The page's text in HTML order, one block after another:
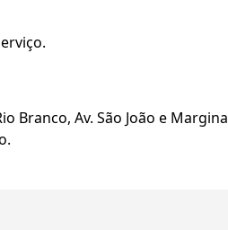
Branco, Av. São João e